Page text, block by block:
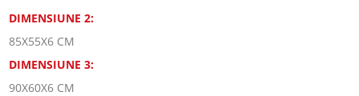
DIMENSIUNE 2:
85X55X6 CM
DIMENSIUNE 3:
90X60X6 CM